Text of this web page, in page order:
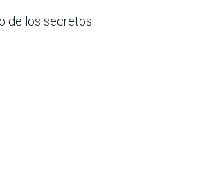
de los secretos